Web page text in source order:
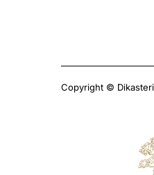
Copyright ©